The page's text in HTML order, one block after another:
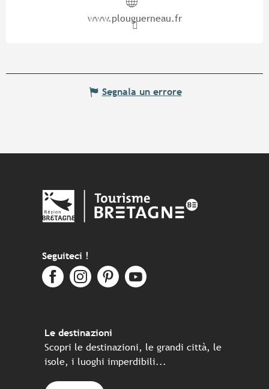
www.plouguerneau.fr
Segnala un errore
Seguiteci !
Le destinazioni
Scopri le destinazioni, le grandi città, le
isole, i luoghi imperdibili...